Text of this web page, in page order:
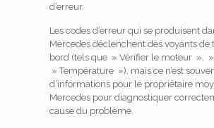
d’erreur.
Les codes d’erreur qui se produisent
Mercedes déclenchent des voyants de
bord (tels que » Vérifier le moteur »,
» Température »), mais ce n’est
d’informations pour le propriétaire
Mercedes pour diagnostiquer
cause du problème.